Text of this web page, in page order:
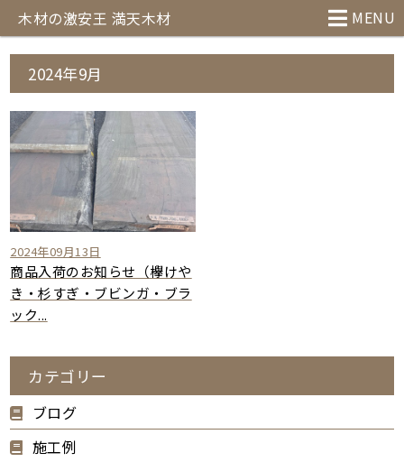
MENU
木材の激安王 満天木材
2024年9月
2024年09月13日
商品入荷のお知らせ（欅けや
き・杉すぎ・ブビンガ・ブラ
ック...
カテゴリー
ブログ
施工例